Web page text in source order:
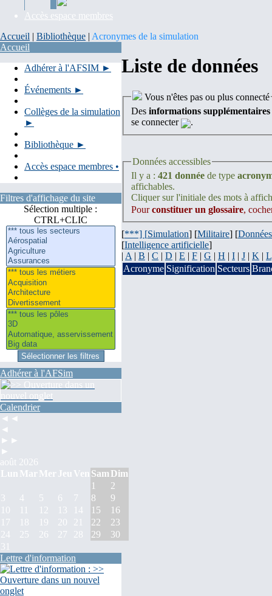
Accès espace membres
Accueil | Bibliothèque | Acronymes de la simulation
Accueil
Adhérer à l'AFSIM ►
Événements ►
Collèges de la simulation
►
Bibliothèque ►
Accès espace membres •
Filtres d'affichage du site
Sélection multiple :
CTRL+CLIC
Adhérer à l'AFSim
Calendrier
◄◄
◄
►►
►
août 2026
Lun Mar Mer Jeu Ven Sam Dim
1
2
3
4 5 6 7 8
9
10
11 12 13 14 15
16
17
18 19 20 21 22
23
24
25 26 27 28 29
30
31
Lettre d'information
Liste de données
Vous n'êtes pas ou plus connecté
Des informations supplémentaires
se connecter
.
Données accessibles
Il y a : 421 donnée de type
affichables.
Cliquer sur l'initiale des mots à
Pourconstituer un glossaire,
[***] [Simulation] [Militaire] [Données
[Intelligence artificielle]
| A | B | C | D | E | F | G | H | I | J | K | L
Acronyme Signification Secteurs